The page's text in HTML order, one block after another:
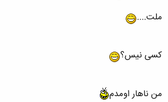
ملت....
کسی نیس؟
من ناهار اومدم